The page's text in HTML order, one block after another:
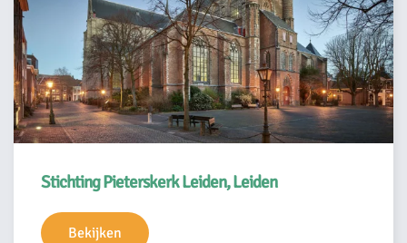
Stichting Pieterskerk Leiden, Leiden
Bekijken